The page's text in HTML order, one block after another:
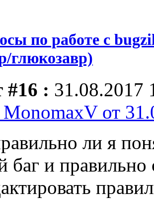
по работе с
глюкозавр)
#16 : 31.08.2017
MonomaxV от
ли я
баг и